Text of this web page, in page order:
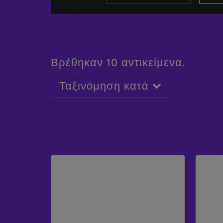
Βρέθηκαν 10 αντικείμενα.
Ταξινόμηση κατά